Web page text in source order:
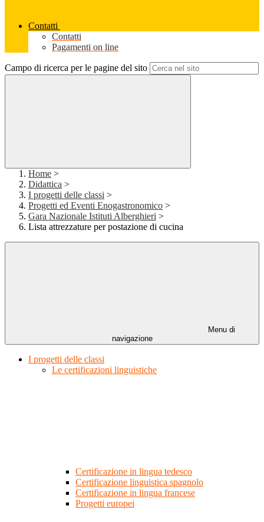
Contatti
Contatti
Pagamenti on line
Campo di ricerca per le pagine del sito
Home >
Didattica >
I progetti delle classi >
Progetti ed Eventi Enogastronomico >
Gara Nazionale Istituti Alberghieri >
Lista attrezzature per postazione di cucina
Menu di
navigazione
I progetti delle classi
Le certificazioni linguistiche
Certificazione in lingua tedesco
Certificazione linguistica spagnolo
Certificazione in lingua francese
Progetti europei